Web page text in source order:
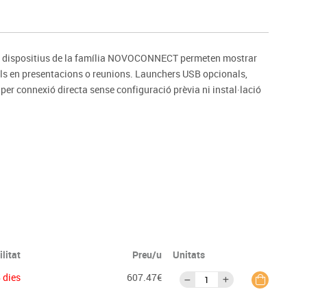
Esports raqueta
Gimnàstica rítmica
de la família NOVOCONNECT permeten mostrar
en presentacions o reunions. Launchers USB opcionals,
connexió directa sense configuració prèvia ni instal·lació
Preu/u
Unitats
dies 607.47€